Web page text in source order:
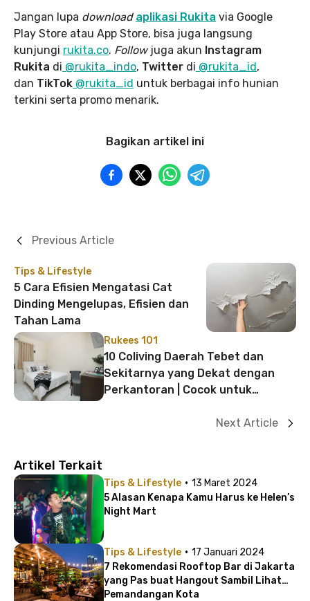
Jangan lupa download aplikasi Rukita via Google
Play Store atau App Store, bisa juga langsung
kunjungi rukita.co. Followjuga akun Instagram
Rukita di @rukita_indo, Twitter di @rukita_id,
dan TikTok @rukita_id untuk berbagai info hunian
terkini serta promo menarik.
Bagikan artikel ini
Tips & Lifestyle
5 Cara Efisien Mengatasi Cat
Dinding Mengelupas, Efisien dan
Tahan Lama
Previous Article
Rukees 101
10 Coliving Daerah Tebet dan
Sekitarnya yang Dekat dengan
Perkantoran | Cocok untuk
Next Article
Artikel Terkait
Tips & Lifestyle · 13 Maret 2024
5 Alasan Kenapa Kamu Harus ke Helen’s
Night Mart
Tips & Lifestyle · 17 Januari 2024
7 Rekomendasi Rooftop Bar di Jakarta
yang Pas buat Hangout Sambil Lihat
Pemandangan Kota